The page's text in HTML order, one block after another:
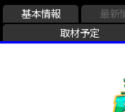
基本情報 最新
取材予定